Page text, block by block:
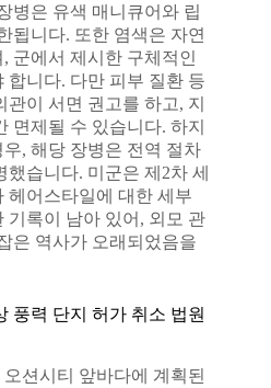
병은 유색 매니큐어와 립
됩니다. 또한 염색은 자연
군에서 제시한 구체적인
합니다. 다만 피부 질환 등
이 서면 권고를 하고, 지
면제될 수 있습니다. 하지
, 해당 장병은 전역 절차
습니다. 미군은 제2차 세
헤어스타일에 대한 세부
기록이 남아 있어, 외모 관
은 역사가 오래되었음을
풍력 단지 허가 취소 법원
션시티 앞바다에 계획된